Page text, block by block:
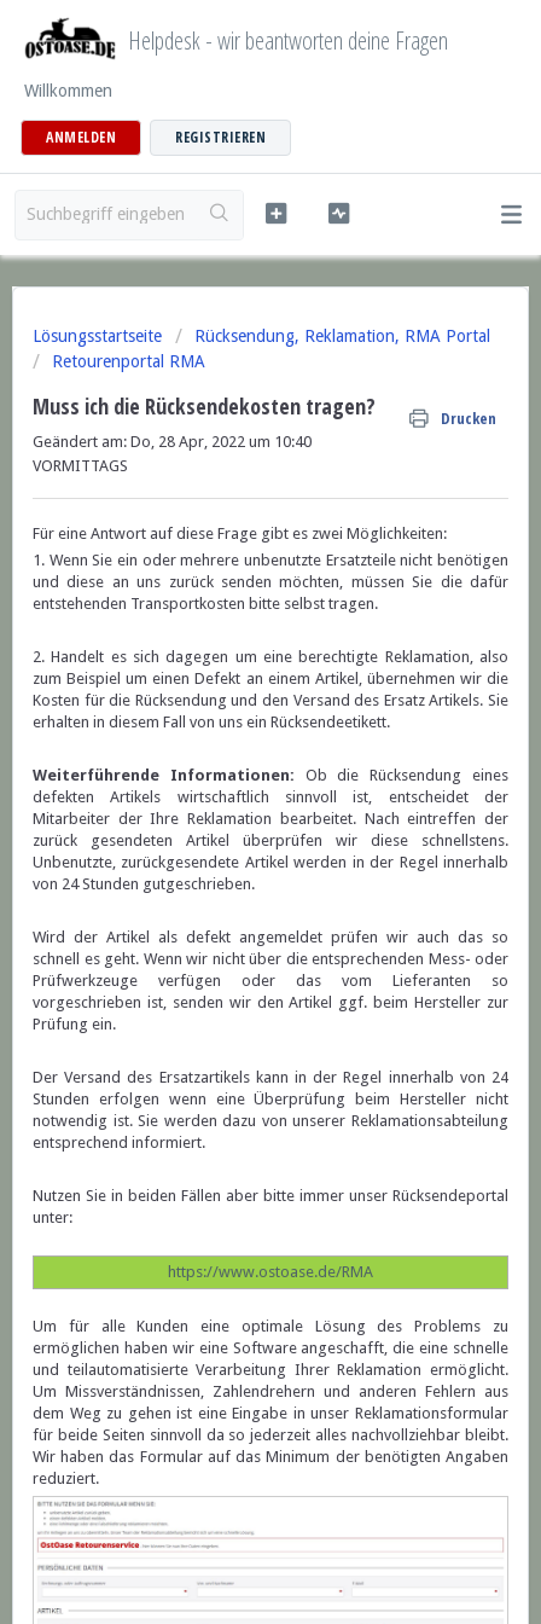
Helpdesk - wir beantworten deine Fragen
Willkommen
ANMELDEN REGISTRIEREN
Lösungsstartseite
Rücksendung, Reklamation, RMA Portal
Retourenportal RMA
Muss ich die Rücksendekosten tragen? Drucken
Geändert am: Do, 28 Apr, 2022 um 10:40
VORMITTAGS
Für eine Antwort auf diese Frage gibt es zwei Möglichkeiten:
1. Wenn Sie ein oder mehrere unbenutzte Ersatzteile nicht benötigen
und diese an uns zurück senden möchten, müssen Sie die dafür
entstehenden Transportkosten bitte selbst tragen.
2. Handelt es sich dagegen um eine berechtigte Reklamation, also
zum Beispiel um einen Defekt an einem Artikel, übernehmen wir die
Kosten für die Rücksendung und den Versand des Ersatz Artikels. Sie
erhalten in diesem Fall von uns ein Rücksendeetikett.
Weiterführende Informationen: Ob die Rücksendung eines
defekten Artikels wirtschaftlich sinnvoll ist, entscheidet der
Mitarbeiter der Ihre Reklamation bearbeitet. Nach eintreffen der
zurück gesendeten Artikel überprüfen wir diese schnellstens.
Unbenutzte, zurückgesendete Artikel werden in der Regel innerhalb
von 24 Stunden gutgeschrieben.
Wird der Artikel als defekt angemeldet prüfen wir auch das so
schnell es geht. Wenn wir nicht über die entsprechenden Mess- oder
Prüfwerkzeuge verfügen oder das vom Lieferanten so
vorgeschrieben ist, senden wir den Artikel ggf. beim Hersteller zur
Prüfung ein.
Der Versand des Ersatzartikels kann in der Regel innerhalb von 24
Stunden erfolgen wenn eine Überprüfung beim Hersteller nicht
notwendig ist. Sie werden dazu von unserer Reklamationsabteilung
entsprechend informiert.
Nutzen Sie in beiden Fällen aber bitte immer unser Rücksendeportal
unter:
https://www.ostoase.de/RMA
Um für alle Kunden eine optimale Lösung des Problems zu
ermöglichen haben wir eine Software angeschafft, die eine schnelle
und teilautomatisierte Verarbeitung Ihrer Reklamation ermöglicht.
Um Missverständnissen, Zahlendrehern und anderen Fehlern aus
dem Weg zu gehen ist eine Eingabe in unser Reklamationsformular
für beide Seiten sinnvoll da so jederzeit alles nachvollziehbar bleibt.
Wir haben das Formular auf das Minimum der benötigten Angaben
reduziert.